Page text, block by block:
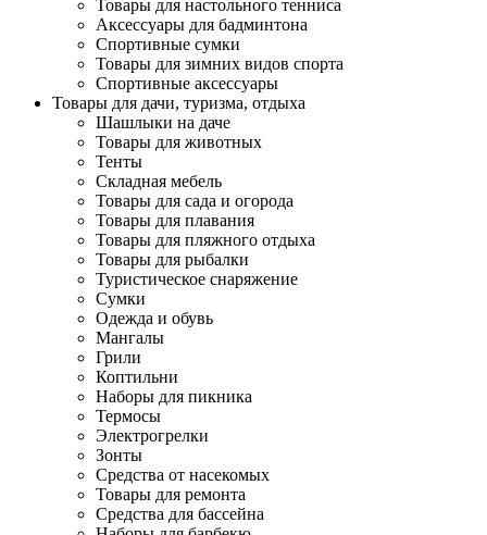
Товары для настольного тенниса
Аксессуары для бадминтона
Спортивные сумки
Товары для зимних видов спорта
Спортивные аксессуары
Товары для дачи, туризма, отдыха
Шашлыки на даче
Товары для животных
Тенты
Складная мебель
Товары для сада и огорода
Товары для плавания
Товары для пляжного отдыха
Товары для рыбалки
Туристическое снаряжение
Сумки
Одежда и обувь
Мангалы
Грили
Коптильни
Наборы для пикника
Термосы
Электрогрелки
Зонты
Средства от насекомых
Товары для ремонта
Средства для бассейна